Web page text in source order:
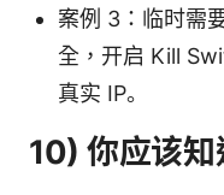
案例 3：临时需
全，开启 Kill
真实 IP。
10) 你应该